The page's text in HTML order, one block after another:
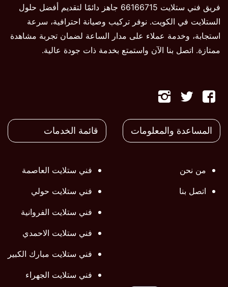
فريق فني ستلايت 66166715 جاهز دائمًا لتقديم أفضل حلول
الستلايت في الكويت. نوفر تركيب وصيانة احترافية، سرعة
استجابة، وخدمة عملاء على مدار الساعة لضمان تجربة مشاهدة
ممتازة. اتصل بنا الآن واستمتع بخدمة ذات جودة عالية.
تابعنا
على
تابعنا
علىعلى
المساعدة والمعلومات
من نحن
اتصل بنا
قائمة الخدمات
فني ستلايت العاصمة
فني ستلايت حولي
فني ستلايت الفروانية
فني ستلايت الاحمدي
فني ستلايت مبارك الكبير
فني ستلايت الجهراء